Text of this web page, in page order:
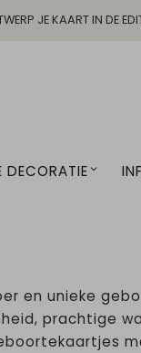
JE KAART IN DE
DECORATIE
en unieke
prachtige